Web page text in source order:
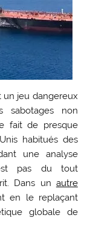
un jeu dangereux
non
fait de presque
habitués des
une analyse
pas du tout
Dans un autre
en le replaçant
globale de